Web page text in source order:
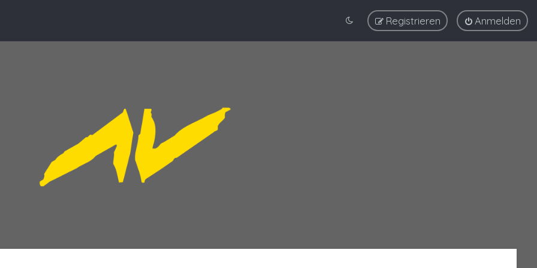
Anmelden
Registrieren